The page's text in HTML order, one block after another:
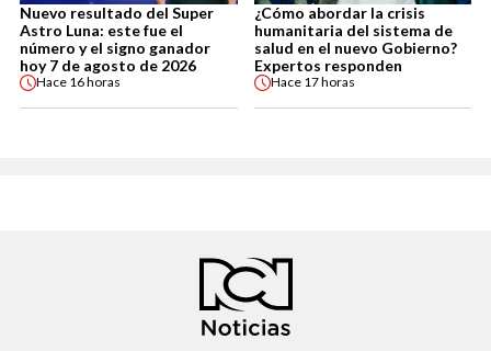
Nuevo resultado del Super
Astro Luna: este fue el
número y el signo ganador
hoy 7 de agosto de 2026
Hace 16 horas
¿Cómo abordar la crisis
humanitaria del sistema de
salud en el nuevo Gobierno?
Expertos responden
Hace 17 horas